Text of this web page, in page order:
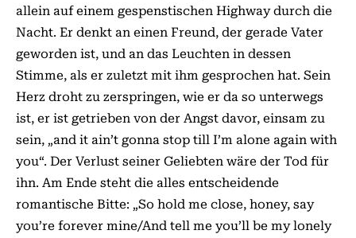
allein auf einem gespenstischen Highway durch die
Nacht. Er denkt an einen Freund, der gerade Vater
geworden ist, und an das Leuchten in dessen
Stimme, als er zuletzt mit ihm gesprochen hat. Sein
Herz droht zu zerspringen, wie er da so unterwegs
ist, er ist getrieben von der Angst davor, einsam zu
sein, „and it ain’t gonna stop till I’m alone again with
you“. Der Verlust seiner Geliebten wäre der Tod für
ihn. Am Ende steht die alles entscheidende
romantische Bitte: „So hold me close, honey, say
you’re forever mine/And tell me you’ll be my lonely